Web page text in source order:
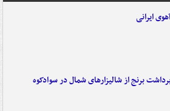
ایرانی
برنج از شالیزارهای شمال در سوادکوه